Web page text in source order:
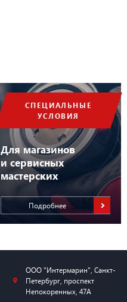
СПЕЦИАЛЬНЫЕ
УСЛОВИЯ
Для магазинов
и сервисных
мастерских
Подробнее
ООО "Интермарин" Санкт-
Петербург, проспект
Непокоренных, 47А